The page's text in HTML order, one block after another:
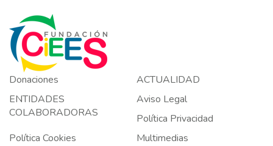
Donaciones
ACTUALIDAD
ENTIDADES
COLABORADORAS
Aviso Legal
Política Privacidad
Política Cookies
Multimedias